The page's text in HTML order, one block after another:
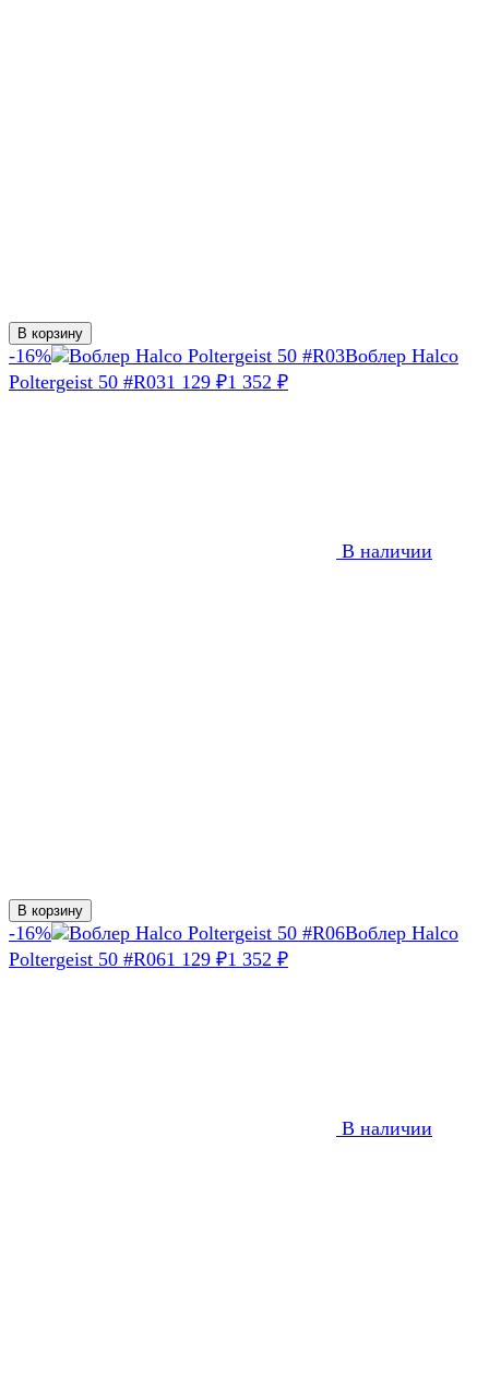
В корзину
-16%
Воблер Halco
Poltergeist 50 #R031 129 ₽1 352 ₽
В наличии
В корзину
-16%
Воблер Halco
Poltergeist 50 #R061 129 ₽1 352 ₽
В наличии